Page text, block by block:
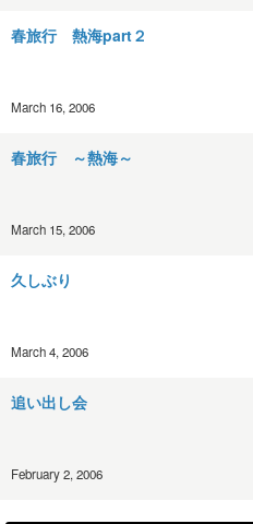
春旅行 熱海part２
March 16, 2006
春旅行 ～熱海～
March 15, 2006
久しぶり
March 4, 2006
追い出し会
February 2, 2006